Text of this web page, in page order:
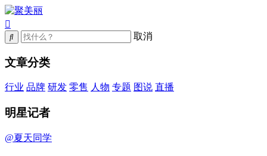
取消
文章分类
行业 品牌 研发 零售 人物 专题 图说 直播
明星记者
@夏天同学